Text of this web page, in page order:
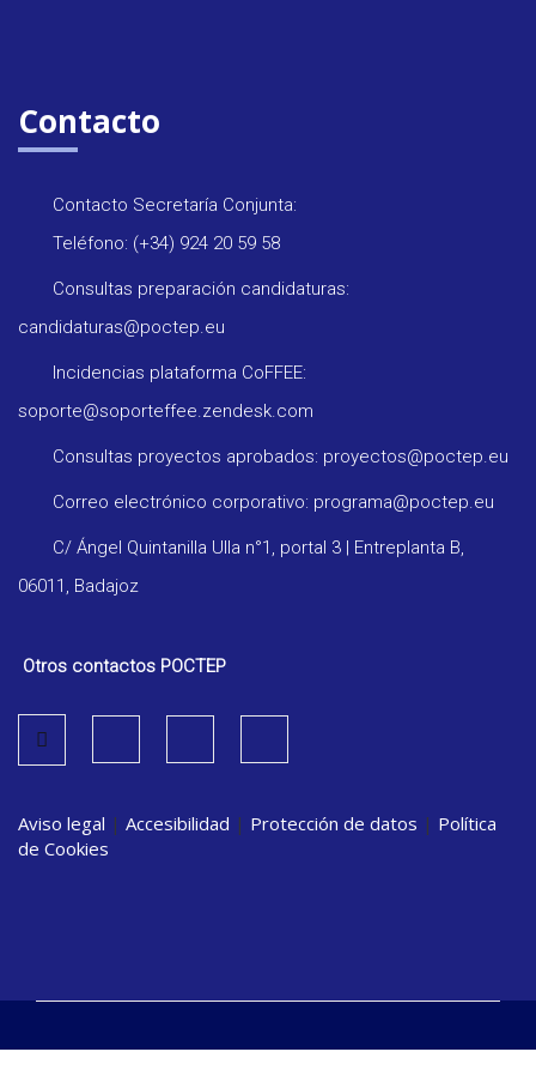
Contacto
Contacto Secretaría Conjunta:
Teléfono: (+34) 924 20 59 58
Consultas preparación candidaturas:
candidaturas@poctep.eu
Incidencias plataforma CoFFEE:
soporte@soporteffee.zendesk.com
Consultas proyectos aprobados: proyectos@poctep.eu
Correo electrónico corporativo: programa@poctep.eu
C/ Ángel Quintanilla Ulla n°1, portal 3 | Entreplanta B,
06011, Badajoz
Otros contactos POCTEP
Aviso legal | Accesibilidad | Protección de datos | Política
de Cookies